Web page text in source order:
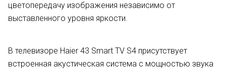
цветопередачу изображения независимо от
выставленного уровня яркости.
В телевизоре Haier 43 Smart TV S4 присутствует
встроенная акустическая система с мощностью звука